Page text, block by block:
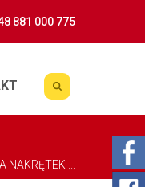
881 000 775
NAKRĘTEK ...